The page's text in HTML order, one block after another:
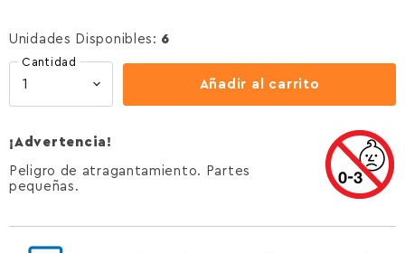
Unidades Disponibles: 6
Cantidad
Añadir al carrito
¡Advertencia!
Peligro de atragantamiento. Partes
pequeñas.